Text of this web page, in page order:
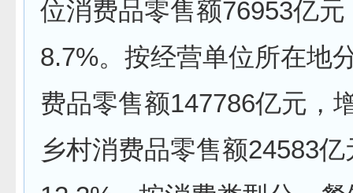
位消费品零售额76953亿元
8.7%。按经营单位所在地
费品零售额147786亿元，
乡村消费品零售额24583